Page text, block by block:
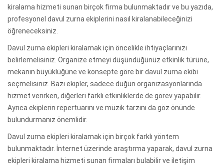
kiralama hizmeti sunan birçok firma bulunmaktadır ve bu yazıda,
profesyonel davul zurna ekiplerini nasıl kiralanabileceğinizi
öğreneceksiniz.
Davul zurna ekipleri kiralamak için öncelikle ihtiyaçlarınızı
belirlemelisiniz. Organize etmeyi düşündüğünüz etkinlik türüne,
mekanın büyüklüğüne ve konsepte göre bir davul zurna ekibi
seçmelisiniz. Bazı ekipler, sadece düğün organizasyonlarında
hizmet verirken, diğerleri farklı etkinliklerde de görev yapabilir.
Ayrıca ekiplerin repertuarını ve müzik tarzını da göz önünde
bulundurmanız önemlidir.
Davul zurna ekipleri kiralamak için birçok farklı yöntem
bulunmaktadır. İnternet üzerinde araştırma yaparak, davul zurna
ekipleri kiralama hizmeti sunan firmaları bulabilir ve iletişim